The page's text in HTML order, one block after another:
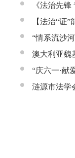
《法治先
【法治“证
新之魂 湖
“情系流沙
市流沙河镇
澳大利亚魏
开慧镇
“庆六一·献
慧镇举行
涟源市法学